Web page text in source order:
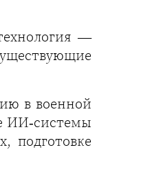
—
в военной
ИИ‑системы
подготовке